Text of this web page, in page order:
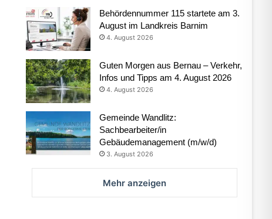
Behördennummer 115 startete am 3.
August im Landkreis Barnim
4. August 2026
Guten Morgen aus Bernau – Verkehr,
Infos und Tipps am 4. August 2026
4. August 2026
Gemeinde Wandlitz:
Sachbearbeiter/in
Gebäudemanagement (m/w/d)
3. August 2026
Mehr anzeigen